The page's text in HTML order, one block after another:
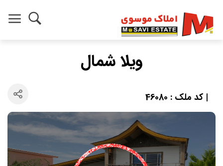
ویلا شمال
| کد ملک : 46080